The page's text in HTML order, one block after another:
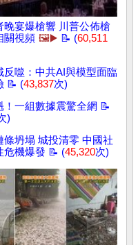
晚宴爆槍響 川普公佈槍
關視頻 🖼️▶️ 📝 (60,511
反噬：中共AI與模型面臨
📝 (43,837次)
！一組數據震驚全網 📝
)
條坍塌 城投清零 中國社
危機爆發 📝 (45,320次)